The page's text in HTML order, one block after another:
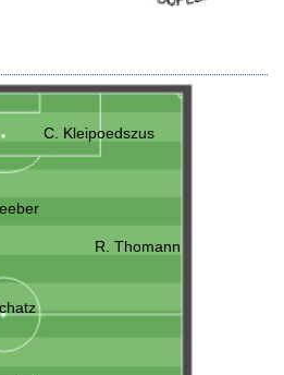
C. Kleipoedszus
R. Thomann